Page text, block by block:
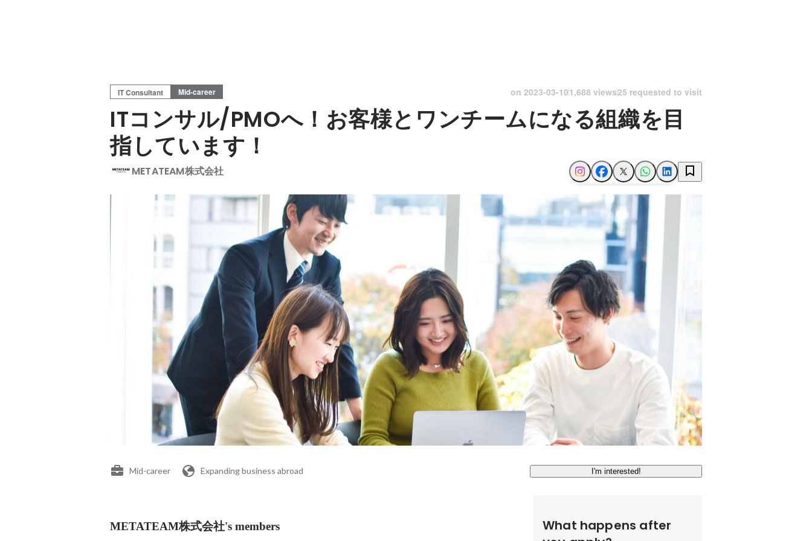
IT Consultant Mid-career on 2023-03-101,688 views25 requested to visit
ITコンサル/PMOへ！お客様とワンチームになる組織を目
指しています！
METATEAM株式会社
Mid-career Expanding business abroad I'm interested!
METATEAM株式会社's members
What happens after